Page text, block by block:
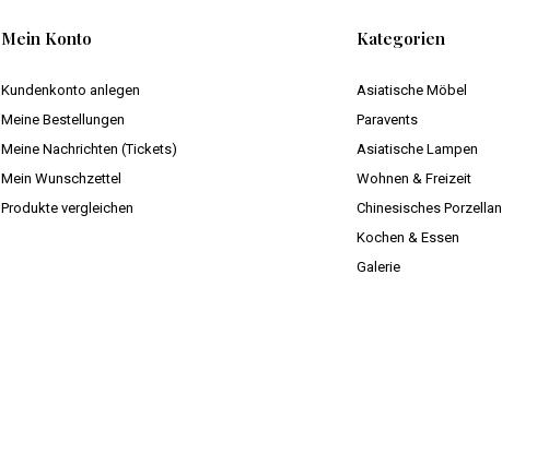
Mein Konto
Kundenkonto anlegen
Meine Bestellungen
Meine Nachrichten (Tickets)
Mein Wunschzettel
Produkte vergleichen
Kategorien
Asiatische Möbel
Paravents
Asiatische Lampen
Wohnen & Freizeit
Chinesisches Porzellan
Kochen & Essen
Galerie